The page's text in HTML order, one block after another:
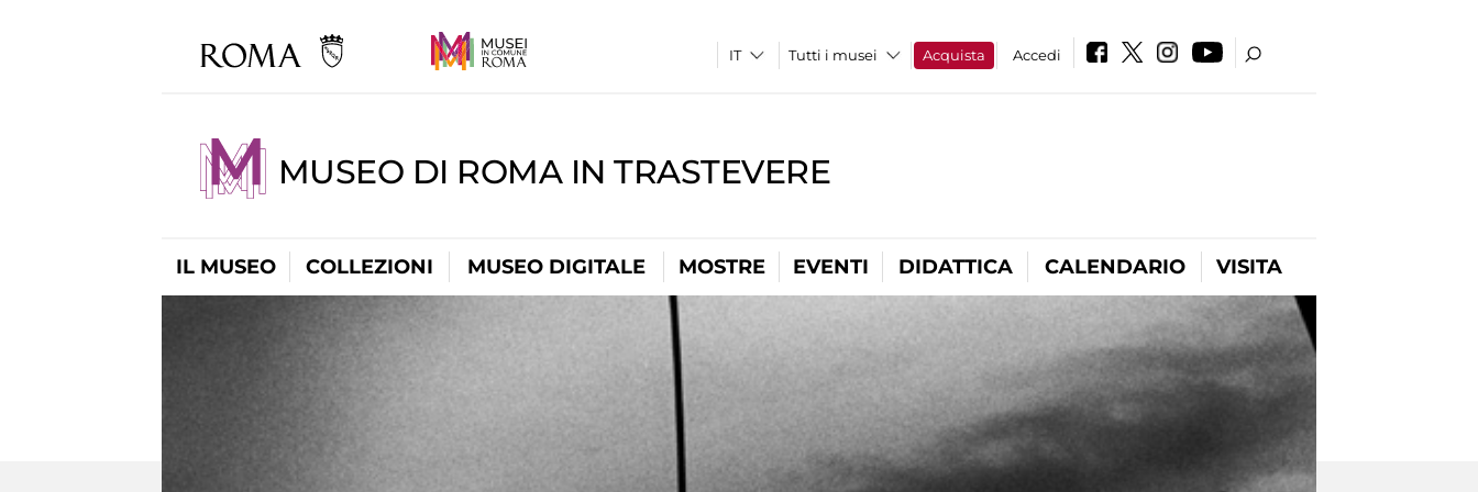
Tutti i musei Acquista Accedi
MUSEO DI ROMA IN TRASTEVERE
IL MUSEO COLLEZIONI MUSEO DIGITALE MOSTRE EVENTI DIDATTICA CALENDARIO VISITA